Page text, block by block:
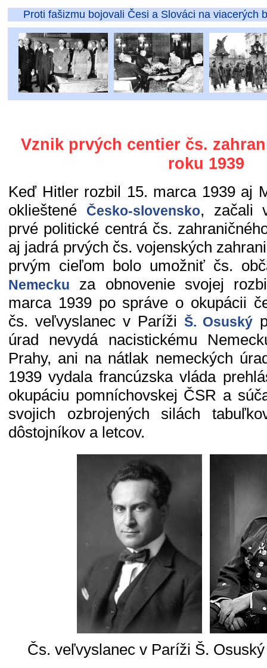
Proti fašizmu bojovali Česi a Slováci na viacerých
Vznik prvých centier čs.
roku 1939
Keď Hitler rozbil 15. marca 1939 aj
oklieštené
Česko-slovensko, začali
prvé politické centrá čs.
aj jadrá prvých čs. vojenských
prvým cieľom bolo umožniť čs.
Nemecku
za obnovenie svojej
marca 1939 po správe o okupácii
čs. veľvyslanec v Paríži Š. Osuský
úrad nevydá nacistickému
Prahy, ani na nátlak nemeckých
1939 vydala francúzska vláda
okupáciu pomníchovskej ČSR a
svojich ozbrojených silách
dôstojníkov a letcov.
Čs. veľvyslanec v Paríži Š.